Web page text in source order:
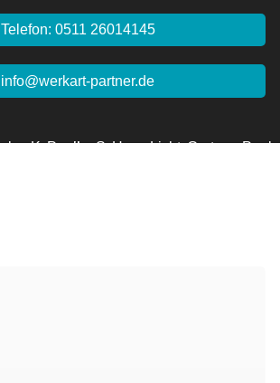
Telefon: 0511 26014145
info@werkart-partner.de